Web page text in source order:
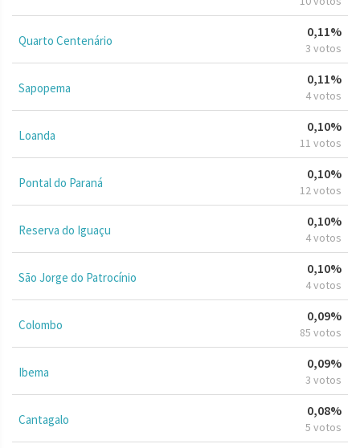
Quarto Centenário
0,11%
3 votos
Sapopema
0,11%
4 votos
Loanda
0,10%
11 votos
Pontal do Paraná
0,10%
12 votos
Reserva do Iguaçu
0,10%
4 votos
São Jorge do Patrocínio
0,10%
4 votos
Colombo
0,09%
85 votos
Ibema
0,09%
3 votos
Cantagalo
0,08%
5 votos